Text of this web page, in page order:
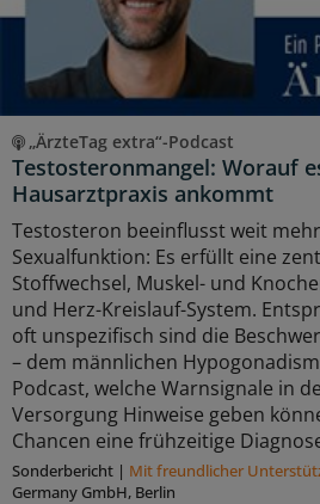
„ÄrzteTag extra“-Podcast
Testosteronmangel: Worauf
Hausarztpraxis ankommt
Testosteron beeinflusst weit
Sexualfunktion: Es erfüllt eine
Stoffwechsel, Muskel- und
und Herz-Kreislauf-System.
oft unspezifisch sind die
– dem männlichen
Podcast, welche Warnsignale in
Versorgung Hinweise geben
Chancen eine frühzeitige
Sonderbericht | Mit freundlicher
Germany GmbH, Berlin